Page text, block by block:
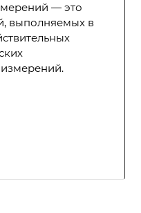
— это
выполняемых в
измерений.